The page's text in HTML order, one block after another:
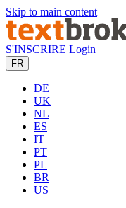
Skip to main content
S'INSCRIRE Login
FR
DE
UK
NL
ES
IT
PT
PL
BR
US